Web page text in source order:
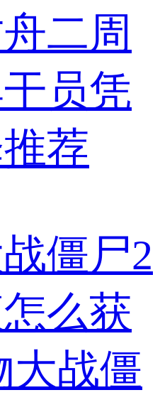
二周
员凭
荐
僵尸2
么获
大战僵